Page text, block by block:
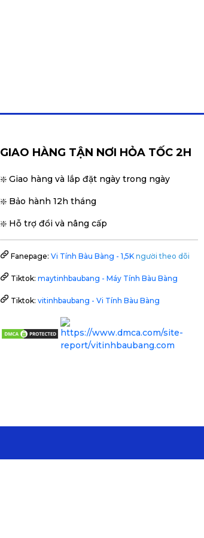
GIAO HÀNG TẬN NƠI HỎA TỐC 2H
❇️ Giao hàng và lắp đặt ngày trong ngày
❇️ Bảo hành 12h tháng
❇️ Hỗ trợ đổi và nâng cấp
Fanepage: Vi Tính Bàu Bàng - 1,5K người theo dõi
Tiktok: maytinhbaubang - Máy Tính Bàu Bàng
Tiktok: vitinhbaubang - Vi Tính Bàu Bàng